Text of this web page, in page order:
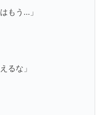
もう…」
るな」